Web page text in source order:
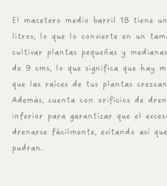
El macetero medio barril 18 tiene
litros, lo que lo convierte en un
cultivar plantas pequeñas y
de 9 cms, lo que significa que hay
que las raíces de tus plantas
Además, cuenta con orificios de
inferior para garantizar que el
drenarse fácilmente, evitando así
pudran.